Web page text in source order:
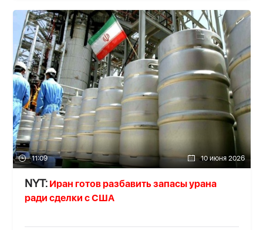
11:09 10 июня 2026
NYT:Иран готов разбавить запасы урана
ради сделки с США